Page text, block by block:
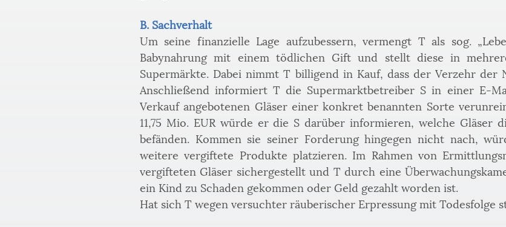
B. Sachverhalt
Um seine finanzielle Lage aufzubessern, vermengt T als sog.
Babynahrung mit einem tödlichen Gift und stellt diese in
Supermärkte. Dabei nimmt T billigend in Kauf, dass der Verzehr der
Anschließend informiert T die Supermarktbetreiber S in einer E-
Verkauf angebotenen Gläser einer konkret benannten Sorte
11,75 Mio. EUR würde er die S darüber informieren, welche Gläser
befänden. Kommen sie seiner Forderung hingegen nicht nach,
weitere vergiftete Produkte platzieren. Im Rahmen von
vergifteten Gläser sichergestellt und T durch eine
ein Kind zu Schaden gekommen oder Geld gezahlt worden ist.
Hat sich T wegen versuchter räuberischer Erpressung mit Todesfolge